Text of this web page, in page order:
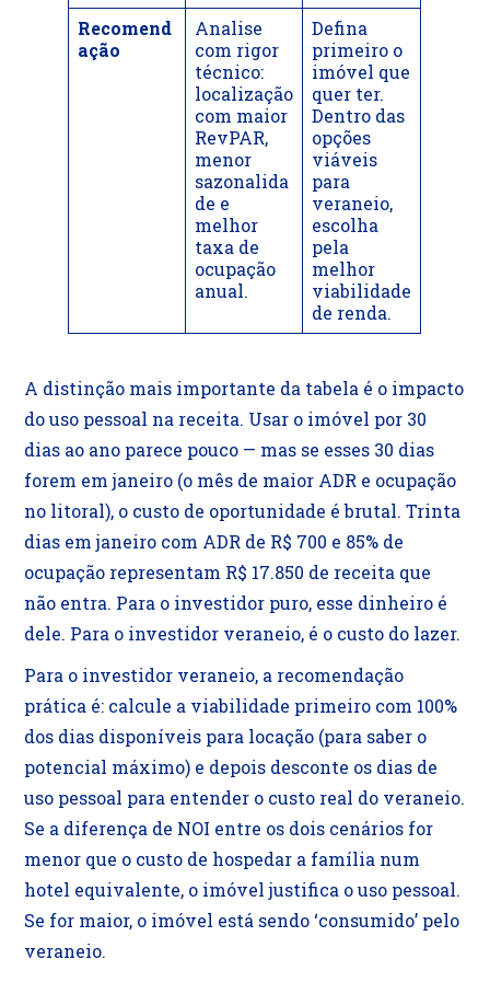
Recomend
ação
Analise
com rigor
técnico:
localização
com maior
RevPAR,
menor
sazonalida
de e
melhor
taxa de
ocupação
anual.
Defina
primeiro o
imóvel que
quer ter.
Dentro das
opções
viáveis
para
veraneio,
escolha
pela
melhor
viabilidade
de renda.
A distinção mais importante da tabela é o impacto
do uso pessoal na receita. Usar o imóvel por 30
dias ao ano parece pouco — mas se esses 30 dias
forem em janeiro (o mês de maior ADR e ocupação
no litoral), o custo de oportunidade é brutal. Trinta
dias em janeiro com ADR de R$ 700 e 85% de
ocupação representam R$ 17.850 de receita que
não entra. Para o investidor puro, esse dinheiro é
dele. Para o investidor veraneio, é o custo do lazer.
Para o investidor veraneio, a recomendação
prática é: calcule a viabilidade primeiro com 100%
dos dias disponíveis para locação (para saber o
potencial máximo) e depois desconte os dias de
uso pessoal para entender o custo real do veraneio.
Se a diferença de NOI entre os dois cenários for
menor que o custo de hospedar a família num
hotel equivalente, o imóvel justifica o uso pessoal.
Se for maior, o imóvel está sendo ‘consumido’ pelo
veraneio.